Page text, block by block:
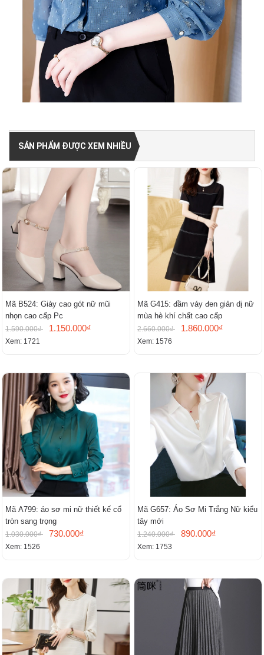
SẢN PHẨM ĐƯỢC XEM NHIỀU
Mã B524: Giày cao gót nữ mũi
nhọn cao cấp Pc
1.590.000₫ 1.150.000₫
Xem: 1721
Mã G415: đầm váy đen giản dị nữ
mùa hè khí chất cao cấp
2.660.000₫ 1.860.000₫
Xem: 1576
Mã A799: áo sơ mi nữ thiết kế cổ
tròn sang trọng
1.030.000₫ 730.000₫
Xem: 1526
Mã G657: Áo Sơ Mi Trắng Nữ kiểu
tây mới
1.240.000₫ 890.000₫
Xem: 1753